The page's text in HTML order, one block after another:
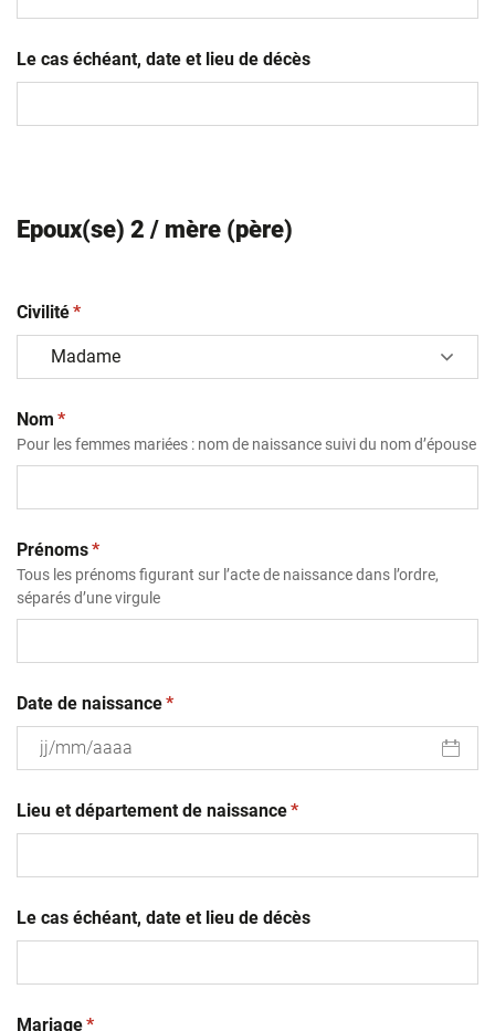
Le cas échéant, date et lieu de décès
Epoux(se) 2 / mère (père)
Civilité(obligatoire)
*
Nom (obligatoire)
*
Pour les femmes mariées : nom de naissance suivi du nom d’épouse
Prénoms(obligatoire)
*
Tous les prénoms figurant sur l’acte de naissance dans l’ordre,
séparés d’une virgule
Date de naissance(obligatoire)
*
slash
MM
Lieu et département de naissance(obligatoire)
*
Le cas échéant, date et lieu de décès
Mariage(obligatoire)
*